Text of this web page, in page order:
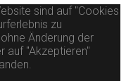
sind auf "Cookies
zu
Änderung der
auf "Akzeptieren"